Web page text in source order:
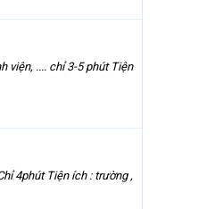
viện, .... chỉ 3-5 phút Tiện
4phút Tiện ích : trường ,